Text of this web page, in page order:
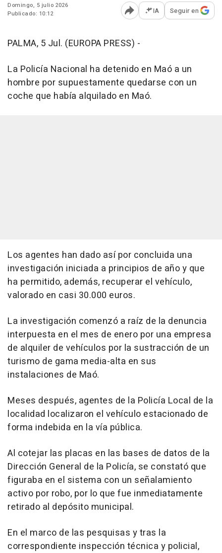
Domingo, 5 julio 2026
Publicado: 10:12
Abrir opciones para
IA Seguir en
PALMA, 5 Jul. (EUROPA PRESS) -
La Policía Nacional ha detenido en Maó a un
hombre por supuestamente quedarse con un
coche que había alquilado en Maó.
Los agentes han dado así por concluida una
investigación iniciada a principios de año y que
ha permitido, además, recuperar el vehículo,
valorado en casi 30.000 euros.
La investigación comenzó a raíz de la denuncia
interpuesta en el mes de enero por una empresa
de alquiler de vehículos por la sustracción de un
turismo de gama media-alta en sus
instalaciones de Maó.
Meses después, agentes de la Policía Local de la
localidad localizaron el vehículo estacionado de
forma indebida en la vía pública.
Al cotejar las placas en las bases de datos de la
Dirección General de la Policía, se constató que
figuraba en el sistema con un señalamiento
activo por robo, por lo que fue inmediatamente
retirado al depósito municipal.
En el marco de las pesquisas y tras la
correspondiente inspección técnica y policial,